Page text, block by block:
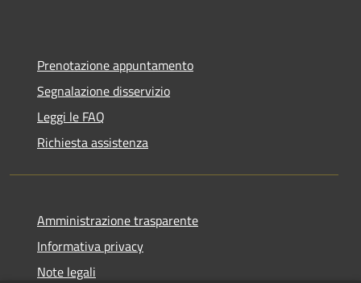
Prenotazione appuntamento
Segnalazione disservizio
Leggi le FAQ
Richiesta assistenza
Amministrazione trasparente
Informativa privacy
Note legali